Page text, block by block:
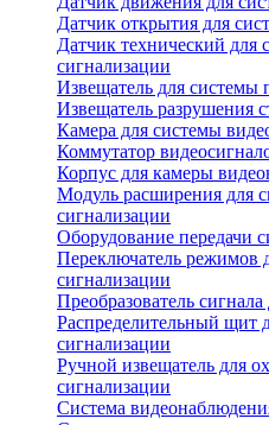
Датчик открытия для
Датчик технический для
сигнализации
Извещатель для системы
Извещатель разрушения
Камера для системы
Коммутатор
Корпус для камеры
Модуль расширения для
сигнализации
Оборудование передачи
Переключатель режимов
сигнализации
Преобразователь
Распределительный щит
сигнализации
Ручной извещатель для
сигнализации
Система